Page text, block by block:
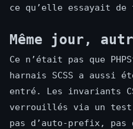
ce qu’elle essayait
Même jour,
Ce n’était pas que
harnais SCSS a aussi
entré. Les invariants
verrouillés via un
pas d’auto-prefix, pas